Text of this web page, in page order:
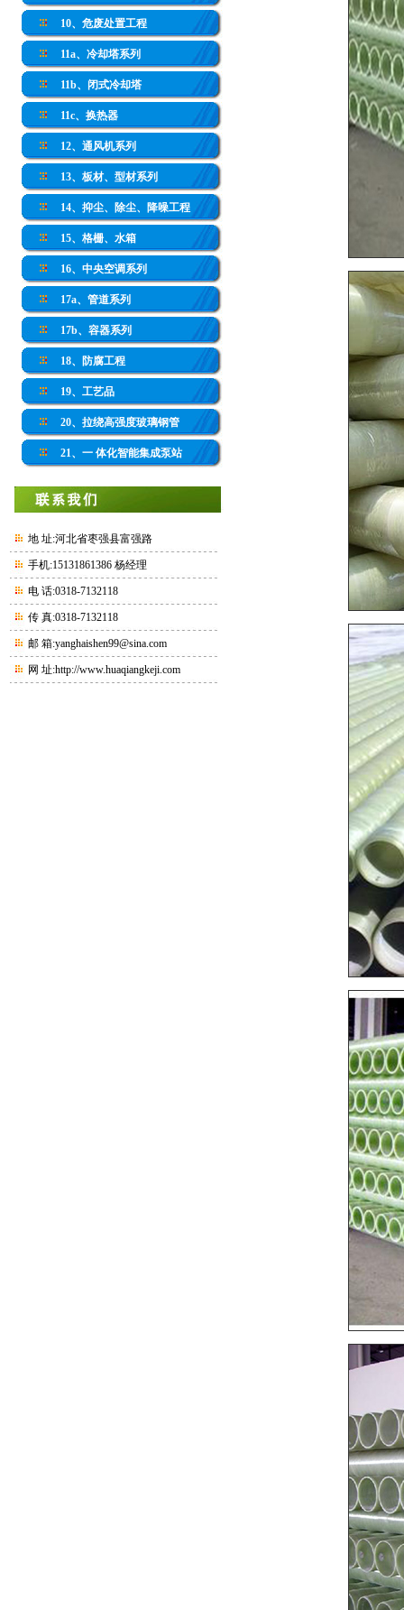
10、危废处置工程
11a、冷却塔系列
11b、闭式冷却塔
11c、换热器
12、通风机系列
13、板材、型材系列
14、抑尘、除尘、降噪工程
15、格栅、水箱
16、中央空调系列
17a、管道系列
17b、容器系列
18、防腐工程
19、工艺品
20、拉绕高强度玻璃钢管
21、一 体化智能集成泵站
地 址:河北省枣强县富强路
手机:15131861386 杨经理
电 话:0318-7132118
传 真:0318-7132118
邮 箱:yanghaishen99@sina.com
网 址:http://www.huaqiangkeji.com